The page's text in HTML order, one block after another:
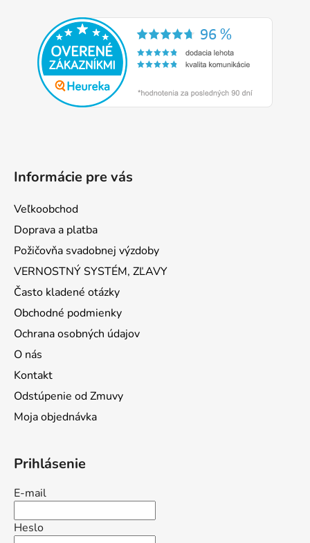
Informácie pre vás
Veľkoobchod
Doprava a platba
Požičovňa svadobnej výzdoby
VERNOSTNÝ SYSTÉM, ZĽAVY
Často kladené otázky
Obchodné podmienky
Ochrana osobných údajov
O nás
Kontakt
Odstúpenie od Zmuvy
Moja objednávka
Prihlásenie
E-mail
Heslo